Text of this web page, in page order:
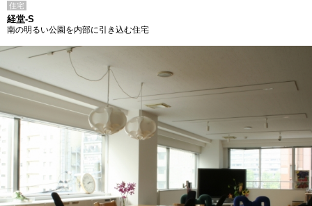
住宅
経堂-S
南の明るい公園を内部に引き込む住宅